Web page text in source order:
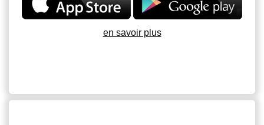
en savoir plus